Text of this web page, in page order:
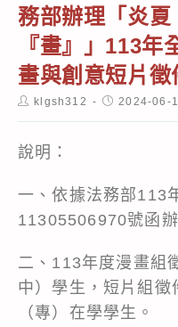
務部辦理「炎
『畫』」113年
畫與創意短片徵
Postklgsh312
Post2024-06-
說明：
一、依據法務部113
11305506970號函辦
二、113年度漫畫組
中）學生，短片組徵
（專）在學學生。